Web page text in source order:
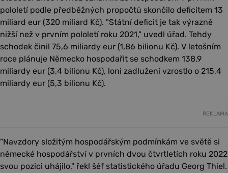
pololetí podle předběžných propočtů skončilo deficitem 13
miliard eur (320 miliard Kč). "Státní deficit je tak výrazně
nižší než v prvním pololetí roku 2021," uvedl úřad. Tehdy
schodek činil 75,6 miliardy eur (1,86 bilionu Kč). V letošním
roce plánuje Německo hospodařit se schodkem 138,9
miliardy eur (3,4 bilionu Kč), loni zadlužení vzrostlo o 215,4
miliardy eur (5,3 bilionu Kč).
REKLAMA
"Navzdory složitým hospodářským podmínkám ve světě si
německé hospodářství v prvních dvou čtvrtletích roku 2022
svou pozici uhájilo," řekl šéf statistického úřadu Georg Thiel.